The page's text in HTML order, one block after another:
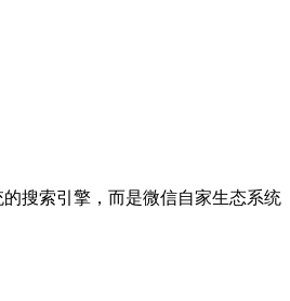
搜索引擎，而是微信自家生态系统